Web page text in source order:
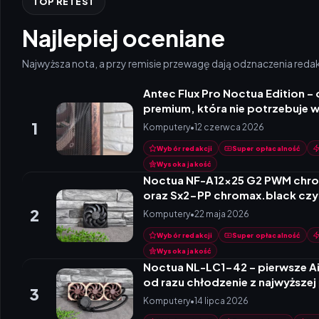
Najlepiej oceniane
Najwyższa nota, a przy remisie przewagę dają odznaczenia
1
Antec Flux Pro Noctua Edition –
premium, która nie potrzebuje
wentylatorów
Komputery•12 czerwca 2026
Wybór redakcji Super opłacalność
Wysoka jakość
2
Noctua NF-A12x25 G2 PWM
oraz Sx2-PP chromax.black
w komplecie
Komputery•22 maja 2026
Wybór redakcji Super opłacalność
Wysoka jakość
3
Noctua NL-LC1-42 – pierwsze
od razu chłodzenie z najwyższej
Komputery•14 lipca 2026